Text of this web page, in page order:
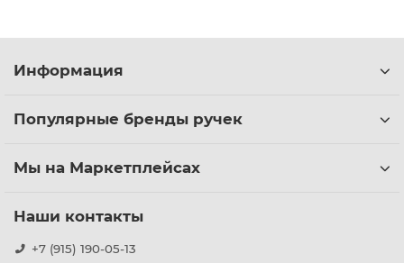
Информация
Популярные бренды ручек
Мы на Маркетплейсах
Наши контакты
+7 (915) 190-05-13